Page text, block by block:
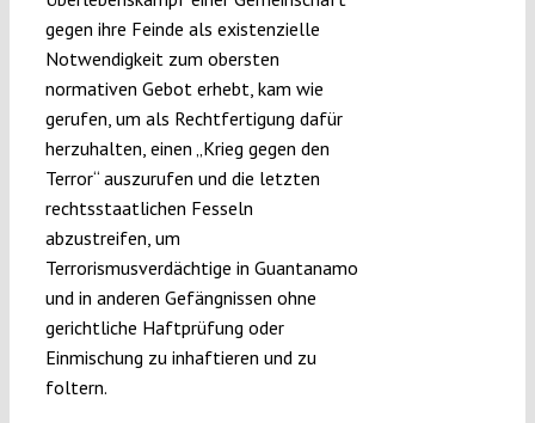
gegen ihre Feinde als existenzielle
Notwendigkeit zum obersten
normativen Gebot erhebt, kam wie
gerufen, um als Rechtfertigung dafür
herzuhalten, einen „Krieg gegen den
Terror“ auszurufen und die letzten
rechtsstaatlichen Fesseln
abzustreifen, um
Terrorismusverdächtige in Guantanamo
und in anderen Gefängnissen ohne
gerichtliche Haftprüfung oder
Einmischung zu inhaftieren und zu
foltern.